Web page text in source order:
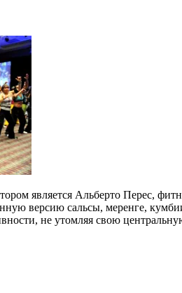
является Альберто Перес,
версию сальсы, меренге,
не утомляя свою